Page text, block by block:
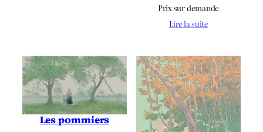
Prix sur demande
Lire la suite
Les pommiers